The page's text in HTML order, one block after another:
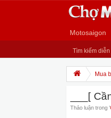
Motosaigon
Tìm kiếm diễn
Mua
___[
Thảo luận trong '